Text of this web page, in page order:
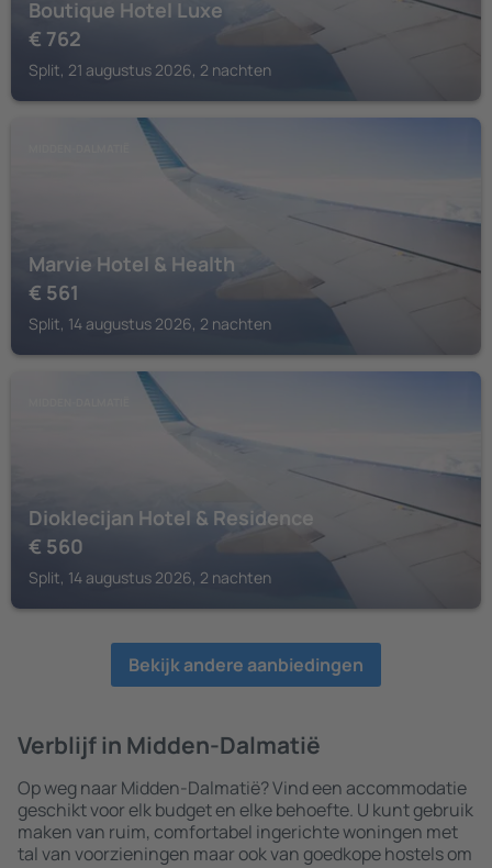
Boutique Hotel Luxe
€ 762
Split, 21 augustus 2026, 2 nachten
Marvie Hotel & Health
€ 561
Split, 14 augustus 2026, 2 nachten
Dioklecijan Hotel & Residence
€ 560
Split, 14 augustus 2026, 2 nachten
Bekijk andere aanbiedingen
Verblijf in Midden-Dalmatië
Op weg naar Midden-Dalmatië? Vind een accommodatie
geschikt voor elk budget en elke behoefte. U kunt gebruik
maken van ruim, comfortabel ingerichte woningen met
tal van voorzieningen maar ook van goedkope hostels om